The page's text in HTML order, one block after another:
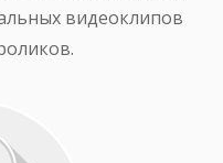
видеоклипов